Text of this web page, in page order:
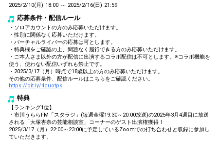
2025/2/10(月) 18:00 ～ 2025/2/16(日) 21:59
応募条件・配信ルール
・ソロアカウントの方のみ応募いただけます。
・性別に関係なく応募いただけます。
・バーチャルライバーの応募は可とします。
・特典欄をご確認の上、問題なく履行できる方のみ応募いただけます。
・ご本人さま以外の方が配信に出演するコラボ配信は不可とします。※コラボ機能を
使う、使わない配信いずれも禁止です。
・2025/3/17（月）時点で18歳以上の方のみ応募いただけます。
その他の応募条件、配信ルールはこちらをご確認ください。
https://bit.ly/4cuotpk
特典
【ランキング1位】
・市川うららFM「スタラジ」(毎週金曜19:30～20:00放送)の2025年3月4週目に放送
される「大塚杏奈の芸能相談室」コーナーのゲスト出演権獲得！
2025/3/17（月）22:00～23:00に予定しているZoomでの打ち合わせと収録に参加し
ていただきます。